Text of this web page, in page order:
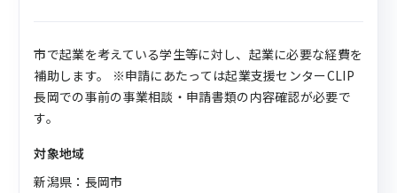
市で起業を考えている学生等に対し、起業に必要な経費を
補助します。 ※申請にあたっては起業支援センターCLIP
長岡での事前の事業相談・申請書類の内容確認が必要で
す。
対象地域
新潟県：長岡市